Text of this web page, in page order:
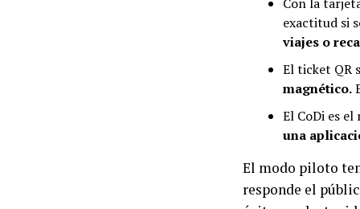
Con la
exactitud si
viajes o
El ticket QR
magnético.
El CoDi es
una
El modo piloto
responde el